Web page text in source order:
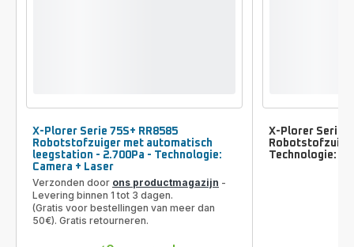
X-Plorer Serie 75S+ RR8585
Robotstofzuiger met automatisch
leegstation - 2.700Pa - Technologie:
Camera + Laser
Verzonden door ons productmagazijn -
Levering binnen 1 tot 3 dagen.
(Gratis voor bestellingen van meer dan
50€). Gratis retourneren.
X-Plorer Serie
Technologie: